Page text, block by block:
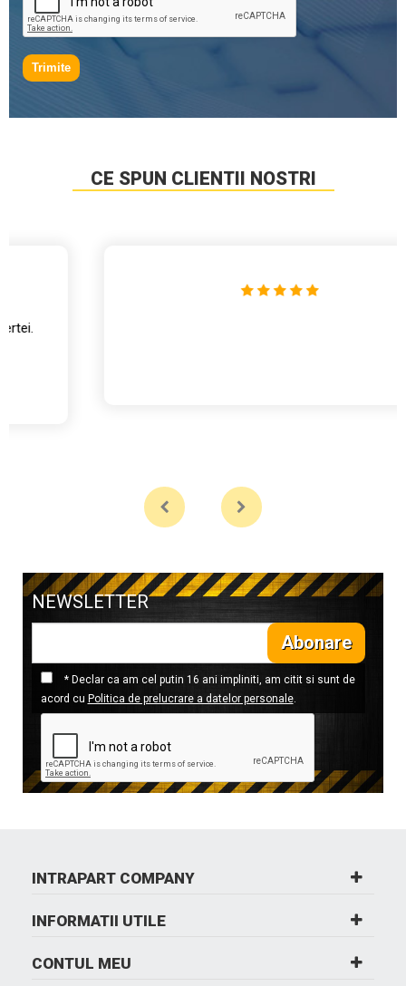
Trimite
CE SPUN CLIENTII NOSTRI
NEWSLETTER
Abonare
* Declar ca am cel putin 16 ani impliniti, am citit si sunt de
acord cu Politica de prelucrare a datelor personale.
INTRAPART COMPANY
INFORMATII UTILE
CONTUL MEU